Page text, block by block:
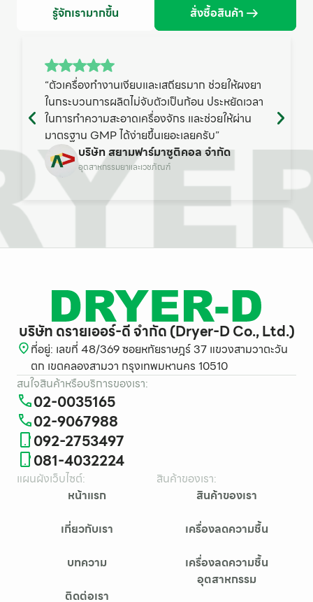
รู้จักเรามากขึ้น
สั่งซื้อสินค้า
“ตัวเครื่องทำงานเงียบและเสถียรมาก ช่วยให้ผงยา
ในกระบวนการผลิตไม่จับตัวเป็นก้อน ประหยัดเวลา
ในการทำความสะอาดเครื่องจักร และช่วยให้ผ่าน
มาตรฐาน GMP ได้ง่ายขึ้นเยอะเลยครับ”
บริษัท สยามฟาร์มาซูติคอล จำกัด
อุตสาหกรรมยาและเวชภัณฑ์
บริษัท ดรายเออร์-ดี จำกัด (Dryer-D Co., Ltd.)
ที่อยู่: เลขที่ 48/369 ซอยหทัยราษฎร์ 37 แขวงสามวาตะวัน
ตก เขตคลองสามวา กรุงเทพมหานคร 10510
สนใจสินค้าหรือบริการของเรา:
02-0035165
02-9067988
092-2753497
081-4032224
แผนผังเว็บไซต์:
หน้าแรก
เกี่ยวกับเรา
บทความ
ติดต่อเรา
สินค้าของเรา:
สินค้าของเรา
เครื่องลดความชื้น
เครื่องลดความชื้น
อุตสาหกรรม